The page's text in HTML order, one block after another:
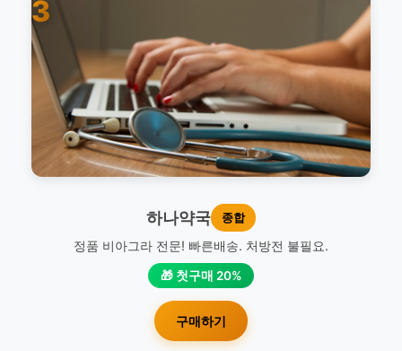
3
하나약국 종합
정품 비아그라 전문! 빠른배송. 처방전 불필요.
🎁 첫구매 20%
구매하기